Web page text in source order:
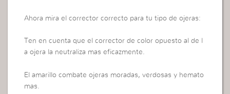
Ahora mira el corrector correcto para tu tipo de ojeras:
Ten en cuenta que el corrector de color opuesto al de l
a ojera la neutraliza mas eficazmente.
El amarillo combate ojeras moradas, verdosas y hemato
mas.